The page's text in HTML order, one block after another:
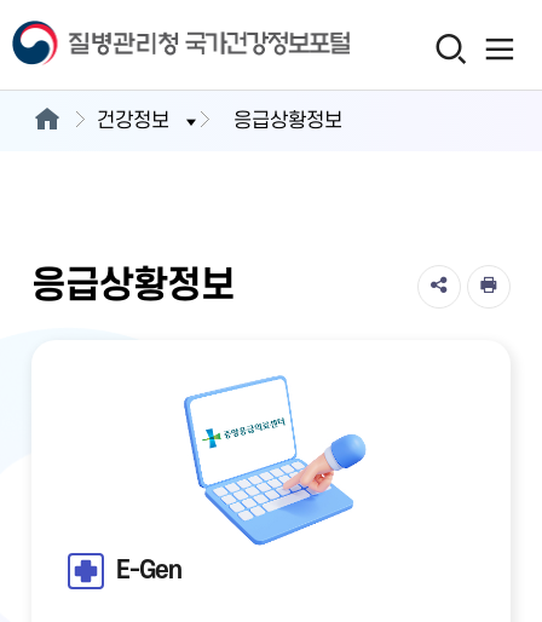
건강정보 응급상황정보
응급상황정보
E-Gen